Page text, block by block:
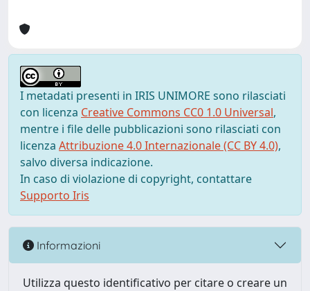
I metadati presenti in IRIS UNIMORE sono rilasciati
con licenza Creative Commons CC0 1.0 Universal,
mentre i file delle pubblicazioni sono rilasciati con
licenza Attribuzione 4.0 Internazionale (CC BY 4.0),
salvo diversa indicazione.
In caso di violazione di copyright, contattare
Supporto Iris
Informazioni
Utilizza questo identificativo per citare o creare un